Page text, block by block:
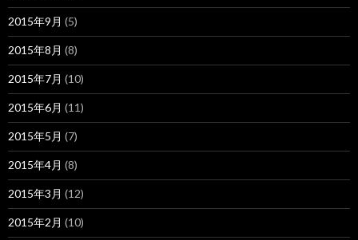
2015年9月 (5)
2015年8月 (8)
2015年7月 (10)
2015年6月 (11)
2015年5月 (7)
2015年4月 (8)
2015年3月 (12)
2015年2月 (10)